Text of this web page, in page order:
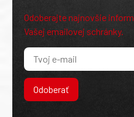
Odoberajte najnovšie
Vašej emailovej schránky.
Odoberať